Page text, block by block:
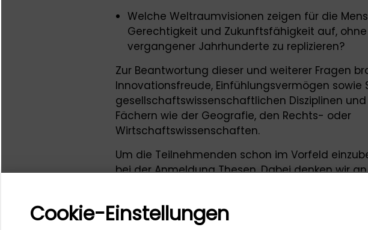
Welche Weltraumvisionen zeigen für die
Gerechtigkeit und Zukunftsfähigkeit auf,
vergangener Jahrhunderte zu replizieren?
Zur Beantwortung dieser und weiterer Fragen
Innovationsfreude, Einfühlungsvermögen sowie
gesellschaftswissenschaftlichen Disziplinen
Fächern wie der Geografie, den Rechts- oder
Wirtschaftswissenschaften.
Um die Teilnehmenden schon im Vorfeld
bei der Anmeldung Thesen. Dabei denken wir
Wir laden Interessierte aus Wissenschaft und
Cookie-Einstellungen